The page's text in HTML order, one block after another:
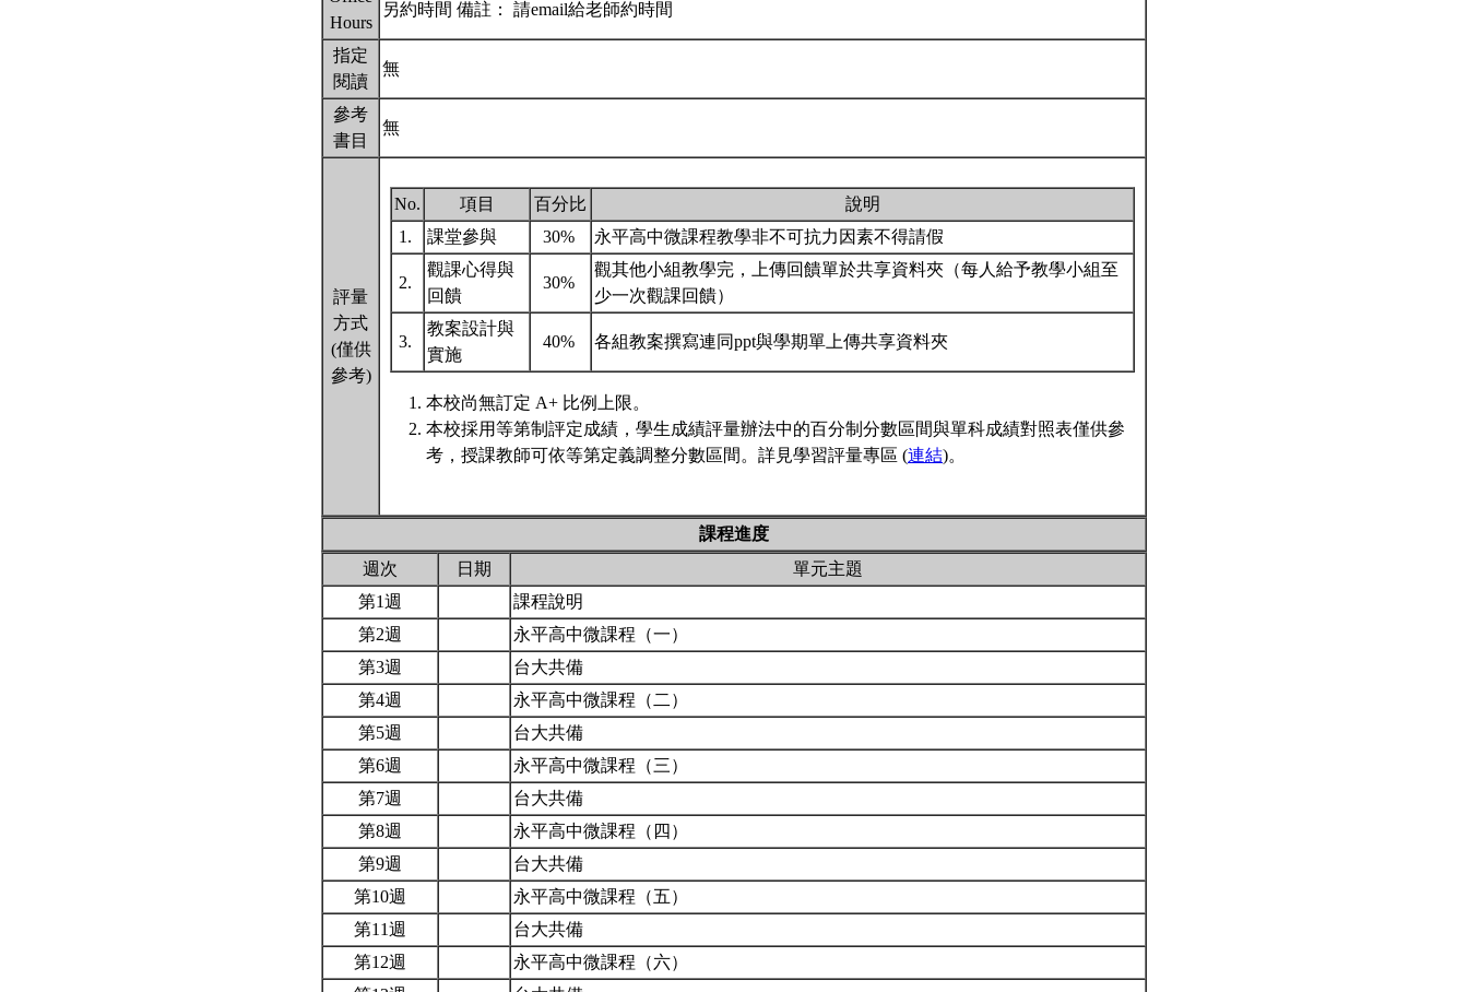
Hours
另約時間 備註： 請email給老師約時間
指定
閱讀
無
參考
書目
無
評量
方式
(僅供
參考)
No. 項目 百分比
說明
1.
課堂參與 30% 永平高中微課程教學非不可抗力因素不得請假
2.
觀課心得與
回饋
30%
觀其他小組教學完，上傳回饋單於共享資料夾（每人給予教學小組至
少一次觀課回饋）
3.
教案設計與
實施
40% 各組教案撰寫連同ppt與學期單上傳共享資料夾
本校尚無訂定 A+ 比例上限。
本校採用等第制評定成績，學生成績評量辦法中的百分制分數區間與單科成績對照表僅供參
考，授課教師可依等第定義調整分數區間。詳見學習評量專區 (連結)。
課程進度
週次
日期
單元主題
第1週
課程說明
第2週
永平高中微課程（一）
第3週
台大共備
第4週
永平高中微課程（二）
第5週
台大共備
第6週
永平高中微課程（三）
第7週
台大共備
第8週
永平高中微課程（四）
第9週
台大共備
第10週
永平高中微課程（五）
第11週
台大共備
第12週
永平高中微課程（六）